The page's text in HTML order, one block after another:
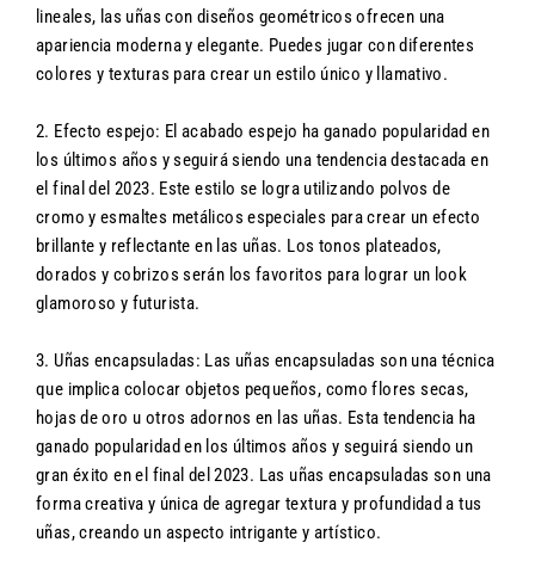
lineales, las uñas con diseños geométricos ofrecen una
apariencia moderna y elegante. Puedes jugar con diferentes
colores y texturas para crear un estilo único y llamativo.
2. Efecto espejo: El acabado espejo ha ganado popularidad en
los últimos años y seguirá siendo una tendencia destacada en
el final del 2023. Este estilo se logra utilizando polvos de
cromo y esmaltes metálicos especiales para crear un efecto
brillante y reflectante en las uñas. Los tonos plateados,
dorados y cobrizos serán los favoritos para lograr un look
glamoroso y futurista.
3. Uñas encapsuladas: Las uñas encapsuladas son una técnica
que implica colocar objetos pequeños, como flores secas,
hojas de oro u otros adornos en las uñas. Esta tendencia ha
ganado popularidad en los últimos años y seguirá siendo un
gran éxito en el final del 2023. Las uñas encapsuladas son una
forma creativa y única de agregar textura y profundidad a tus
uñas, creando un aspecto intrigante y artístico.